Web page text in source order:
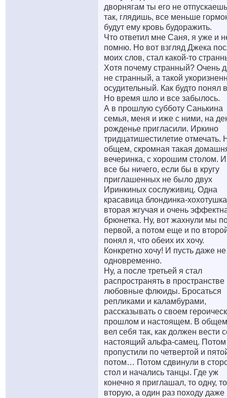
дворнягам ты его не
так, глядишь, все меньше
будут ему кровь будоражить.
Что ответил мне Саня, я уже и
помню. Но вот взгляд Джека
моих слов, стал какой-то
Хотя почему странный? Очень
не странный, а такой
осудительный. Как будто понял
Но время шло и все забылось.
А в прошлую субботу Санькина
семья, меня и иже с ними, на
рожденье пригласили. Иркино
тридцатишестилетие отмечать.
общем, скромная такая
вечеринка, с хорошим столом. И
все бы ничего, если бы в кругу
приглашенных не было двух
Иринкиных сослуживиц. Одна
красавица блондинка-
вторая жгучая и очень
брюнетка. Ну, вот жахнули мы
первой, а потом еще и по
понял я, что обеих их хочу.
Конкретно хочу! И пусть даже не
одновременно.
Ну, а после третьей я стал
распространять в пространстве
любовные флюиды. Бросаться
репликами и каламбурами,
рассказывать о своем
прошлом и настоящем. В
вел себя так, как должен вести
настоящий альфа-самец. Потом
пропустили по четвертой и
потом… Потом сдвинули в
стол и начались танцы. Где уж
конечно я приглашал, то одну, то
вторую, а один раз походу даже